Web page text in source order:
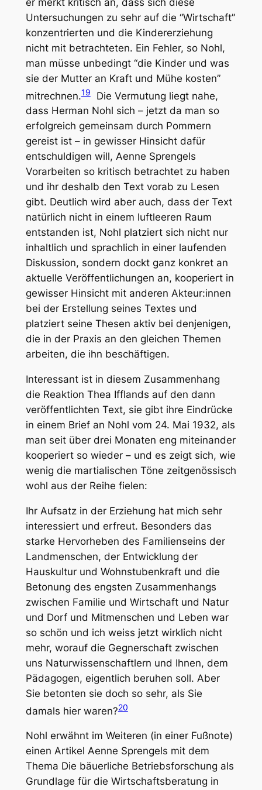
Untersuchungen zu sehr auf die “Wirtschaft”
konzentrierten und die Kindererziehung
nicht mit betrachteten. Ein Fehler, so Nohl,
man müsse unbedingt “die Kinder und was
sie der Mutter an Kraft und Mühe kosten”
mitrechnen.19Die Vermutung liegt nahe,
dass Herman Nohl sich – jetzt da man so
erfolgreich gemeinsam durch Pommern
gereist ist – in gewisser Hinsicht dafür
entschuldigen will, Aenne Sprengels
Vorarbeiten so kritisch betrachtet zu haben
und ihr deshalb den Text vorab zu Lesen
gibt. Deutlich wird aber auch, dass der Text
natürlich nicht in einem luftleeren Raum
entstanden ist, Nohl platziert sich nicht nur
inhaltlich und sprachlich in einer laufenden
Diskussion, sondern dockt ganz konkret an
aktuelle Veröffentlichungen an, kooperiert in
gewisser Hinsicht mit anderen Akteur:innen
bei der Erstellung seines Textes und
platziert seine Thesen aktiv bei denjenigen,
die in der Praxis an den gleichen Themen
arbeiten, die ihn beschäftigen.
Interessant ist in diesem Zusammenhang
die Reaktion Thea Ifflands auf den dann
veröffentlichten Text, sie gibt ihre Eindrücke
in einem Brief an Nohl vom 24. Mai 1932, als
man seit über drei Monaten eng miteinander
kooperiert so wieder – und es zeigt sich, wie
wenig die martialischen Töne zeitgenössisch
wohl aus der Reihe fielen:
Ihr Aufsatz in der Erziehung hat mich sehr
interessiert und erfreut. Besonders das
starke Hervorheben des Familienseins der
Landmenschen, der Entwicklung der
Hauskultur und Wohnstubenkraft und die
Betonung des engsten Zusammenhangs
zwischen Familie und Wirtschaft und Natur
und Dorf und Mitmenschen und Leben war
so schön und ich weiss jetzt wirklich nicht
mehr, worauf die Gegnerschaft zwischen
uns Naturwissenschaftlern und Ihnen, dem
Pädagogen, eigentlich beruhen soll. Aber
Sie betonten sie doch so sehr, als Sie
damals hier waren?20
Nohl erwähnt im Weiteren (in einer Fußnote)
einen Artikel Aenne Sprengels mit dem
Thema Die bäuerliche Betriebsforschung als
Grundlage für die Wirtschaftsberatung in